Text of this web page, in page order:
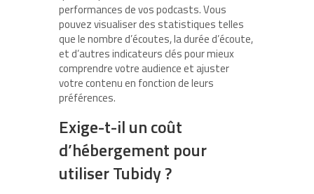
performances de vos podcasts. Vous
pouvez visualiser des statistiques telles
que le nombre d’écoutes, la durée d’écoute,
et d’autres indicateurs clés pour mieux
comprendre votre audience et ajuster
votre contenu en fonction de leurs
préférences.
Exige-t-il un coût
d’hébergement pour
utiliser Tubidy ?